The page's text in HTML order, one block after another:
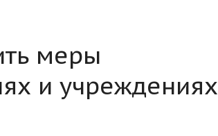
меры
и учреждениях